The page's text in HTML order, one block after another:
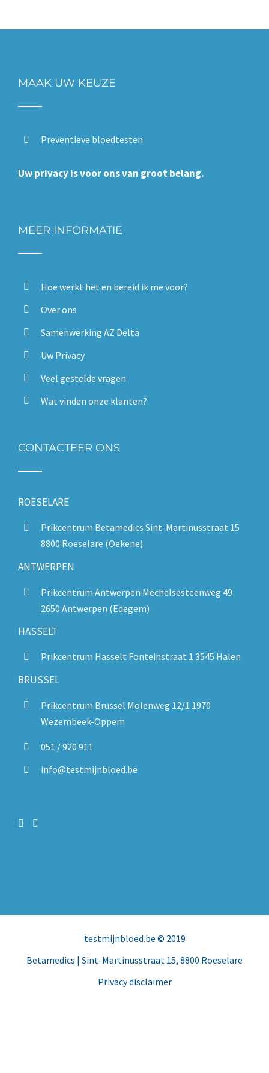
MAAK UW KEUZE
Preventieve bloedtesten
Uw privacy is voor ons van groot belang.
MEER INFORMATIE
Hoe werkt het en bereid ik me voor?
Over ons
Samenwerking AZ Delta
Uw Privacy
Veel gestelde vragen
Wat vinden onze klanten?
CONTACTEER ONS
ROESELARE
Prikcentrum Betamedics Sint-Martinusstraat 15
8800 Roeselare (Oekene)
ANTWERPEN
Prikcentrum Antwerpen Mechelsesteenweg 49
2650 Antwerpen (Edegem)
HASSELT
Prikcentrum Hasselt Fonteinstraat 1 3545 Halen
BRUSSEL
Prikcentrum Brussel Molenweg 12/1 1970
Wezembeek-Oppem
051 / 920 911
info@testmijnbloed.be
testmijnbloed.be © 2019
Betamedics | Sint-Martinusstraat 15, 8800 Roeselare
Privacy disclaimer